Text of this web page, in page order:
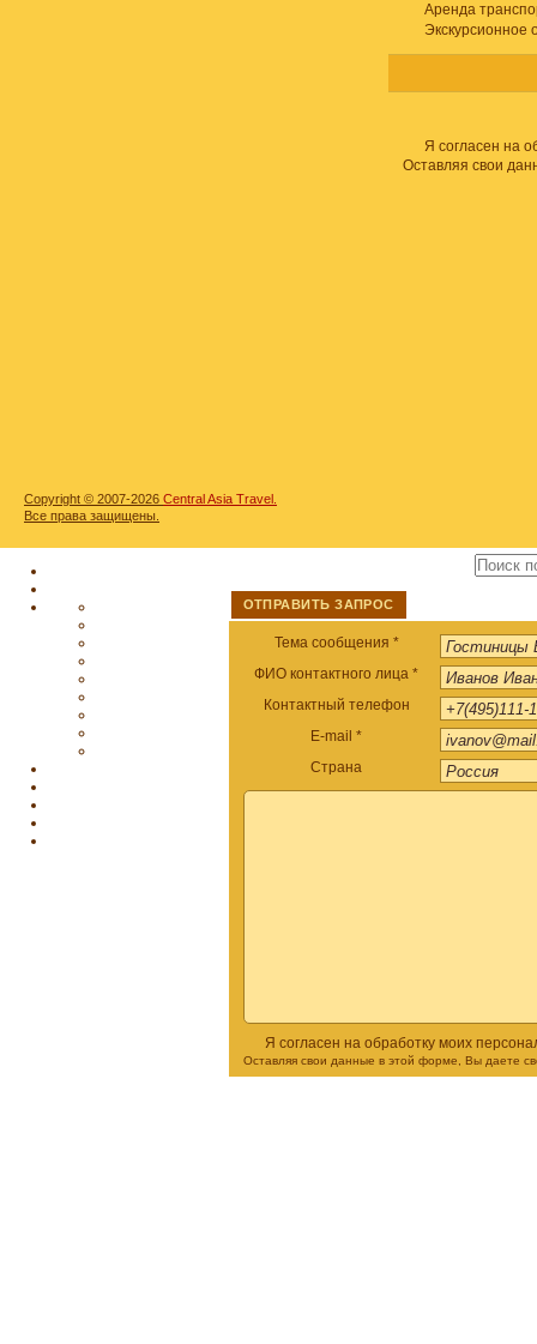
Аренда
Экскурсионное
Я согласен на
Оставляя свои
Copyright © 2007-2026 Central Asia Travel.
Все права защищены.
ОТПРАВИТЬ ЗАПРОС
Тема сообщения *
ФИО контактного лица *
Контактный телефон
E-mail *
Страна
Я согласен на обработку моих
Оставляя свои данные в этой форме, Вы даете